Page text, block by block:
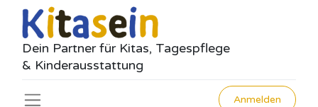
Dein Partner für Kitas, Tagespflege
& Kinderausstattung
Anmelden